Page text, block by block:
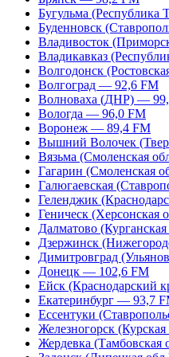
Бугульма (Республика
Буденновск
Владивосток
Владикавказ
Волгодонск
Волгоград — 92,6 FM
Волноваха (ДНР) —
Вологда — 96,0 FM
Воронеж — 89,4 FM
Вышний Волочек
Вязьма (Смоленская
Гагарин (Смоленская
Галюгаевская
Геленджик
Геническ (Херсонская
Далматово
Дзержинск
Димитровград
Донецк — 102,6 FM
Ейск (Краснодарский
Екатеринбург — 93,7
Ессентуки
Железногорск
Жердевка